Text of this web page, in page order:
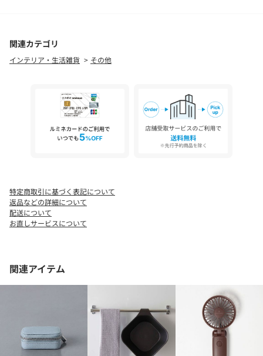
東京日本橋で230年以上にわたり打刃物類を販売する老舗。
長い歴史の中で培われた、道具を見る確かな「目」を通して道具
を造り、道具を選定し、安心とご満足ただける道具を提供し続け
※商品を使用前に、タグ等に記載されている「取り扱い上の注意
書き」、「洗濯表示」を必ずご確認ください。
※商品画像は、光の当たり具合やパソコンなどの閲覧環境によ
り、実際の色味と異なって見える場合がございます。あらかじめ
店舗へお問い合わせの際は、全国のUNITED ARROWS各店舗まで
下記の品名/品番をお申し付けください。
品名：ｷﾔ ﾂﾒｷﾘBK ｼｮｳ 品番：19815992821
関連カテゴリ
インテリア・生活雑貨 その他
特定商取引に基づく表記について
返品などの詳細について
配送について
お直しサービスについて
関連アイテム